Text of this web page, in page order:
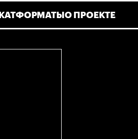
ФОРМАТЫО ПРОЕКТЕ